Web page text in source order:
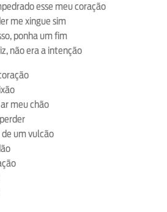
esse meu coração
me xingue sim
ponha um fim
não era a intenção
meu chão
de um vulcão